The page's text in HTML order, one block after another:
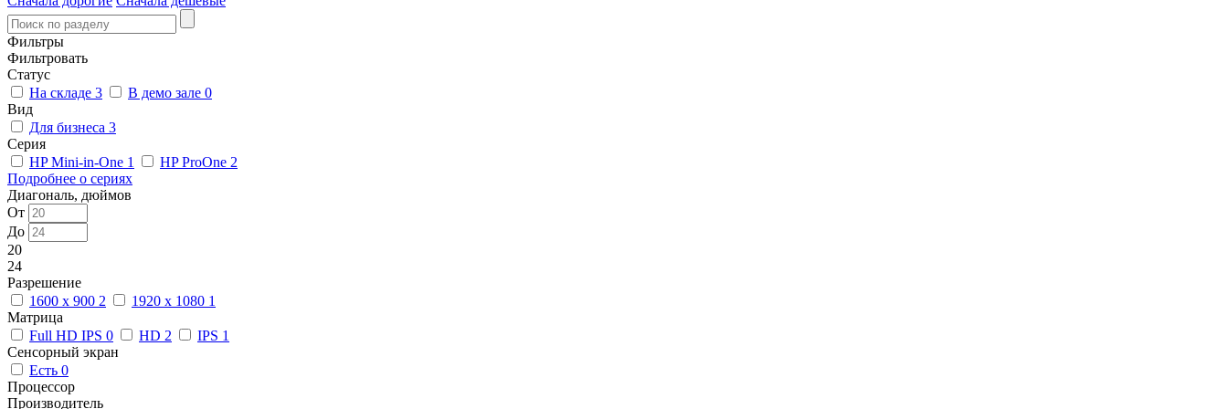
Фильтры
Фильтровать
Статус
На складе 3 В демо зале 0
Вид
Для бизнеса 3
Серия
HP Mini-in-One 1 HP ProOne 2
Подробнее о сериях
Диагональ, дюймов
От
До
20
24
Разрешение
1600 x 900 2 1920 x 1080 1
Матрица
Full HD IPS 0 HD 2 IPS 1
Сенсорный экран
Есть 0
Процессор
Производитель